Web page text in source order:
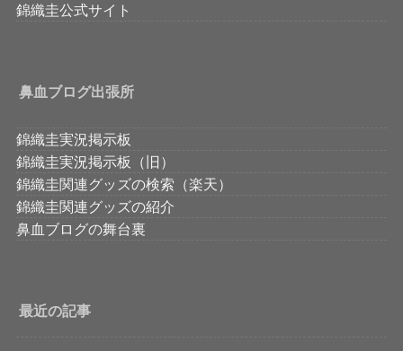
錦織圭公式サイト
鼻血ブログ出張所
錦織圭実況掲示板
錦織圭実況掲示板（旧）
錦織圭関連グッズの検索（楽天）
錦織圭関連グッズの紹介
鼻血ブログの舞台裏
最近の記事